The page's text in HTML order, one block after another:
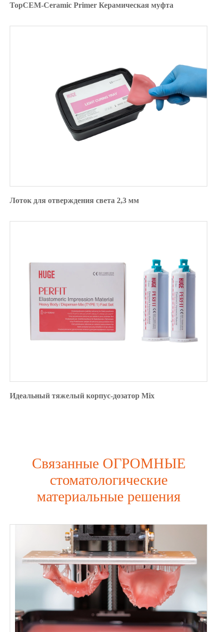
TopCEM-Ceramic Primer Керамическая муфта
Лоток для отверждения света 2,3 мм
Идеальный тяжелый корпус-дозатор Mix
Связанные ОГРОМНЫЕ
стоматологические
материальные решения